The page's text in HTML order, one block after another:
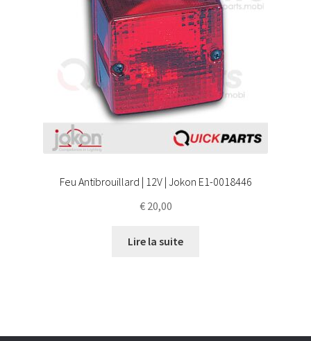
Feu Antibrouillard | 12V | Jokon E1-0018446
€20,00
Lire la suite